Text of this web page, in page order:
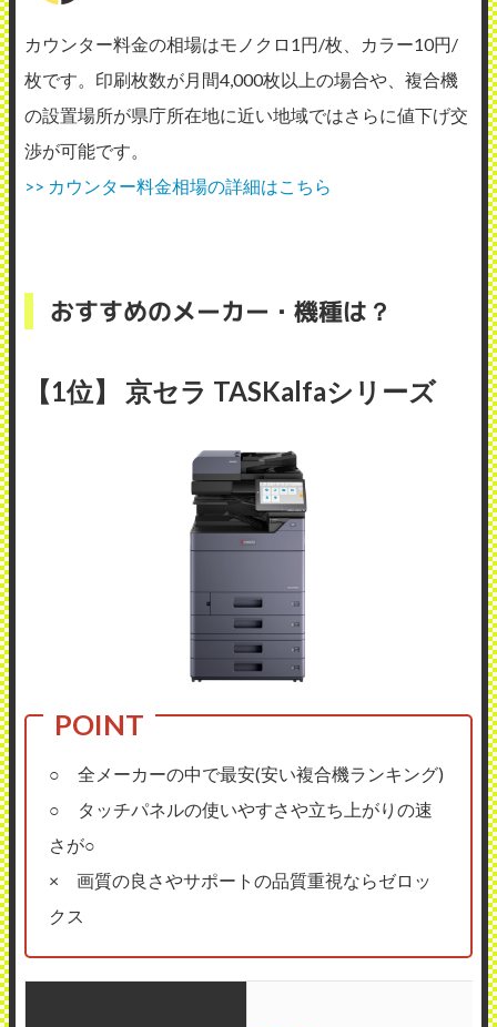
カウンター料金の相場はモノクロ1円/枚、カラー10円/
枚です。印刷枚数が月間4,000枚以上の場合や、複合機
の設置場所が県庁所在地に近い地域ではさらに値下げ交
渉が可能です。
>> カウンター料金相場の詳細はこちら
おすすめのメーカー・機種は？
【1位】 京セラ TASKalfaシリーズ
○ 全メーカーの中で最安(安い複合機ランキング)
○ タッチパネルの使いやすさや立ち上がりの速
さが○
× 画質の良さやサポートの品質重視ならゼロッ
クス